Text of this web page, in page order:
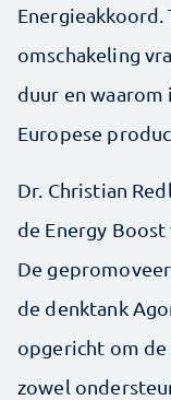
omschakeling
duur en
Europese
Dr. Christian
de Energy Boost
De
de denktank
opgericht om
zowel